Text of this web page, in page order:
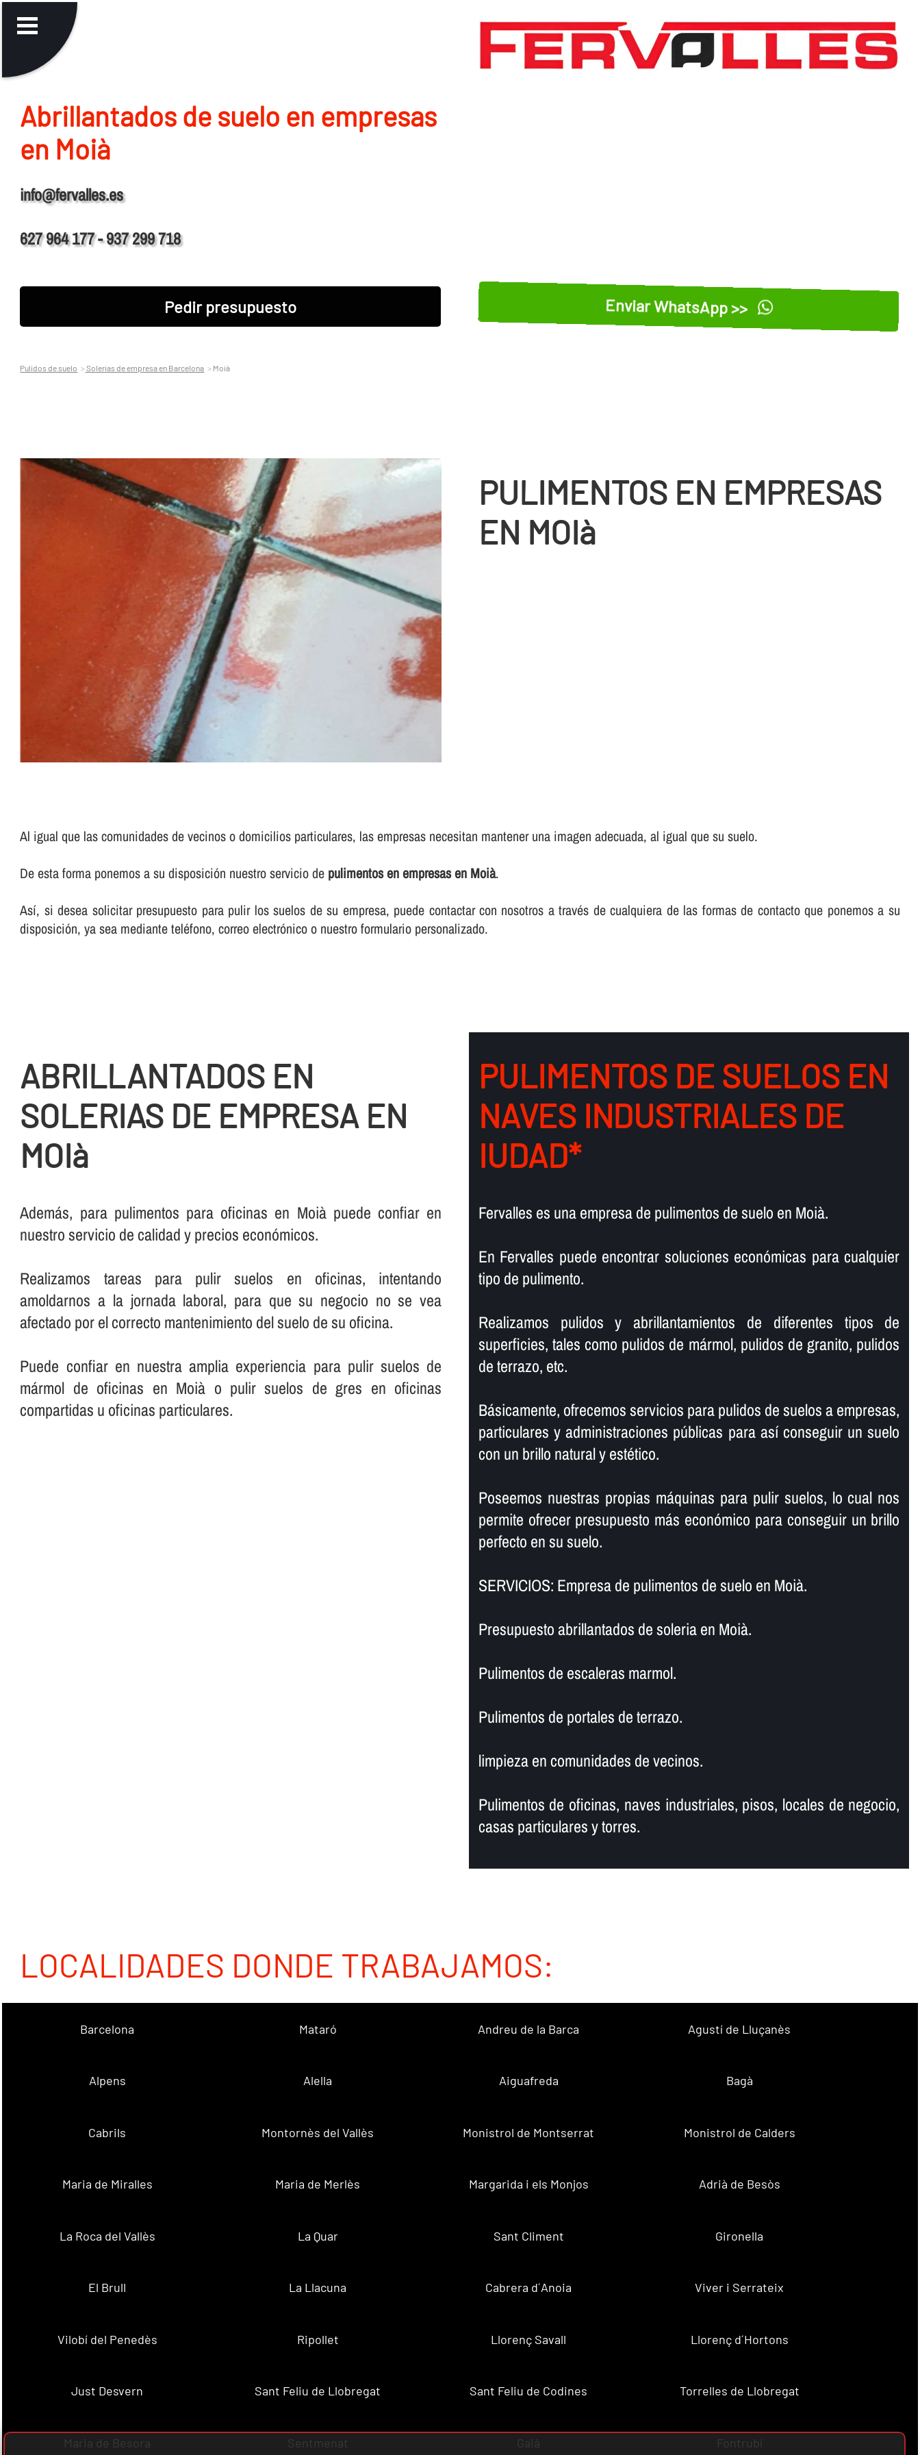
Abrillantados de suelo en empresas
en Moià
info@fervalles.es
627 964 177 - 937 299 718
Pedir presupuesto Enviar WhatsApp >>
Pulidos de suelo Solerias de empresa en Barcelona Moià
PULIMENTOS EN EMPRESAS
EN MOIà
Al igual que las comunidades de vecinos o domicilios particulares, las empresas necesitan mantener una imagen adecuada, al igual que su suelo.
De esta forma ponemos a su disposición nuestro servicio de pulimentos en empresas en Moià.
Así­, si desea solicitar presupuesto para pulir los suelos de su empresa, puede contactar con nosotros a través de cualquiera de las formas de contacto que ponemos a su
disposición, ya sea mediante teléfono, correo electrónico o nuestro formulario personalizado.
ABRILLANTADOS EN
SOLERIAS DE EMPRESA EN
MOIà
Además, para pulimentos para oficinas en Moià puede confiar en
nuestro servicio de calidad y precios económicos.
Realizamos tareas para pulir suelos en oficinas, intentando
amoldarnos a la jornada laboral, para que su negocio no se vea
afectado por el correcto mantenimiento del suelo de su oficina.
Puede confiar en nuestra amplia experiencia para pulir suelos de
mármol de oficinas en Moià o pulir suelos de gres en oficinas
compartidas u oficinas particulares.
PULIMENTOS DE SUELOS EN
NAVES INDUSTRIALES DE
IUDAD*
Fervalles es una empresa de pulimentos de suelo en Moià.
En Fervalles puede encontrar soluciones económicas para cualquier
tipo de pulimento.
Realizamos pulidos y abrillantamientos de diferentes tipos de
superficies, tales como pulidos de mármol, pulidos de granito, pulidos
de terrazo, etc.
Básicamente, ofrecemos servicios para pulidos de suelos a empresas,
particulares y administraciones públicas para así­ conseguir un suelo
con un brillo natural y estético.
Poseemos nuestras propias máquinas para pulir suelos, lo cual nos
permite ofrecer presupuesto más económico para conseguir un brillo
perfecto en su suelo.
SERVICIOS: Empresa de pulimentos de suelo en Moià.
Presupuesto abrillantados de soleria en Moià.
Pulimentos de escaleras marmol.
Pulimentos de portales de terrazo.
limpieza en comunidades de vecinos.
Pulimentos de oficinas, naves industriales, pisos, locales de negocio,
casas particulares y torres.
LOCALIDADES DONDE TRABAJAMOS:
Barcelona Mataró Andreu de la Barca Agustí de Lluçanès
Alpens Alella Aiguafreda Bagà
Cabrils Montornès del Vallès Monistrol de Montserrat Monistrol de Calders
Maria de Miralles Maria de Merlès Margarida i els Monjos Adrià de Besòs
La Roca del Vallès La Quar Sant Climent Gironella
El Brull La Llacuna Cabrera d´Anoia Viver i Serrateix
Vilobí del Penedès Ripollet Llorenç Savall Llorenç d´Hortons
Just Desvern Sant Feliu de Llobregat Sant Feliu de Codines Torrelles de Llobregat
Maria de Besora Sentmenat Gaià Fontrubí